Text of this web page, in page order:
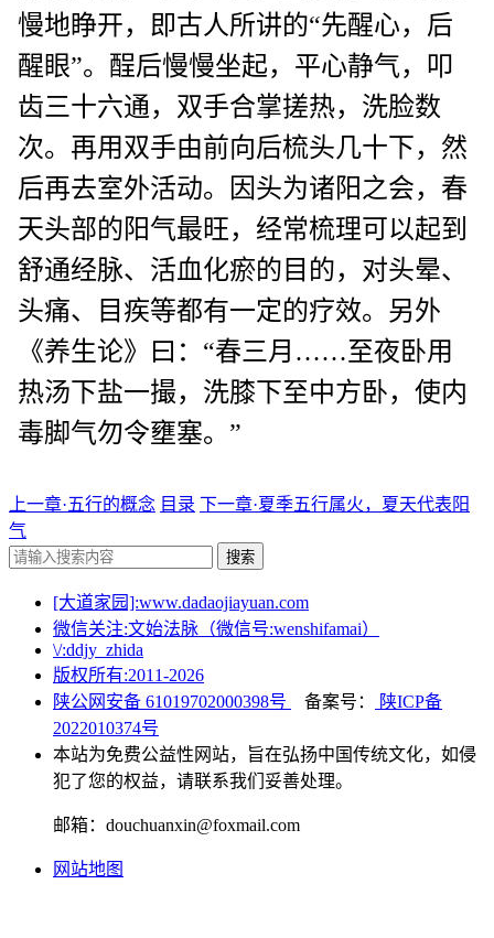
慢地睁开，即古人所讲的“先醒心，后
醒眼”。酲后慢慢坐起，平心静气，叩
齿三十六通，双手合掌搓热，洗脸数
次。再用双手由前向后梳头几十下，然
后再去室外活动。因头为诸阳之会，春
天头部的阳气最旺，经常梳理可以起到
舒通经脉、活血化瘀的目的，对头晕、
头痛、目疾等都有一定的疗效。另外
《养生论》曰：“春三月……至夜卧用
热汤下盐一撮，洗膝下至中方卧，使内
毒脚气勿令壅塞。”
上一章·五行的概念 目录 下一章·夏季五行属火，夏天代表阳
气
搜索
[大道家园]:www.dadaojiayuan.com
微信关注:文始法脉（微信号:wenshifamai）
\/:ddjy_zhida
版权所有:2011-2026
陕公网安备 61019702000398号
备案号：
陕ICP备
2022010374号
本站为免费公益性网站，旨在弘扬中国传统文化，如侵
犯了您的权益，请联系我们妥善处理。
邮箱：douchuanxin@foxmail.com
网站地图